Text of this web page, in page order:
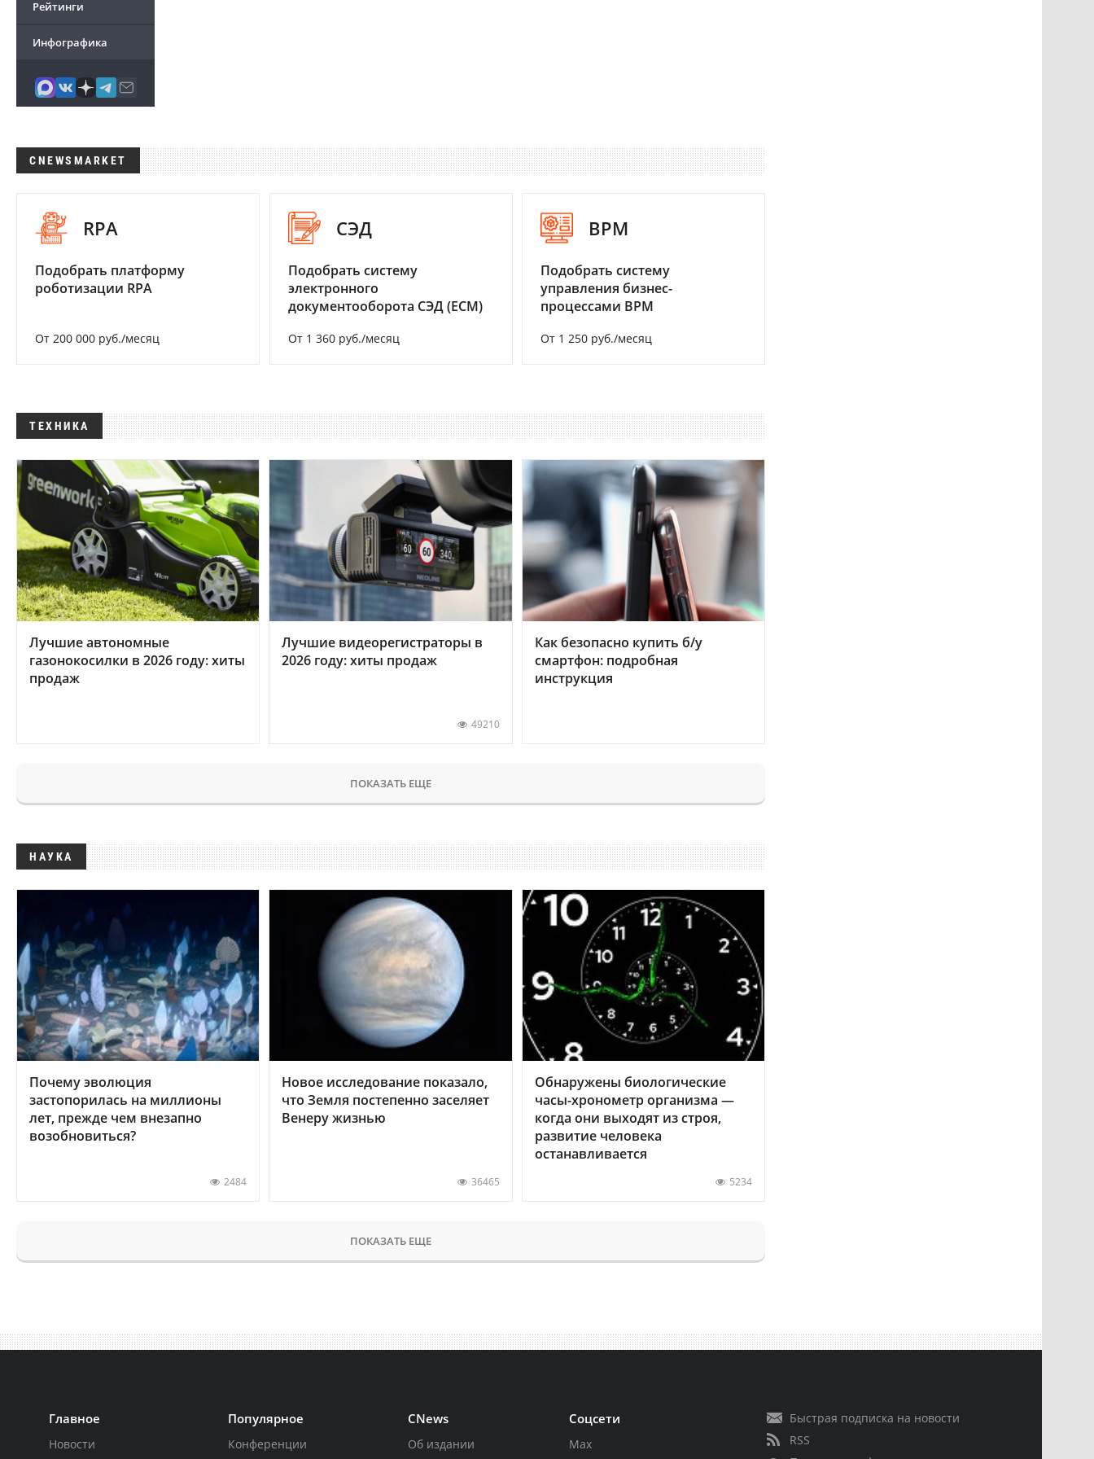
Рейтинги
Инфографика
CNEWSMARKET
RPA
Подобрать платформу
роботизации RPA
От 200 000 руб./месяц
СЭД
Подобрать систему
электронного
документооборота СЭД (ECM)
От 1 360 руб./месяц
BPM
Подобрать систему
управления бизнес-
процессами BPM
От 1 250 руб./месяц
ТЕХНИКА
Лучшие автономные
газонокосилки в 2026 году: хиты
продаж
Лучшие видеорегистраторы в
2026 году: хиты продаж
49210
Как безопасно купить б/у
смартфон: подробная
инструкция
ПОКАЗАТЬ ЕЩЕ
НАУКА
Почему эволюция
застопорилась на миллионы
лет, прежде чем внезапно
возобновиться?
2484
Новое исследование показало,
что Земля постепенно заселяет
Венеру жизнью
36465
Обнаружены биологические
часы-хронометр организма —
когда они выходят из строя,
развитие человека
останавливается
5234
ПОКАЗАТЬ ЕЩЕ
Главное
Новости
Популярное
Конференции
CNews
Об издании
Соцсети
Max
Быстрая подписка на новости
RSS